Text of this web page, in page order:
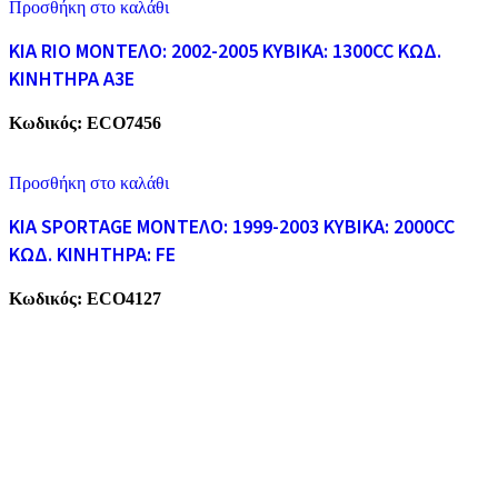
Προσθήκη στο καλάθι
KIA RIO ΜΟΝΤΕΛΟ: 2002-2005 ΚΥΒΙΚΑ: 1300CC ΚΩΔ.
ΚΙΝΗΤΗΡΑ A3E
Κωδικός: ECO7456
Προσθήκη στο καλάθι
KIA SPORTAGE ΜΟΝΤΕΛΟ: 1999-2003 ΚΥΒΙΚΑ: 2000CC
ΚΩΔ. ΚΙΝΗΤΗΡΑ: FE
Κωδικός: ECO4127